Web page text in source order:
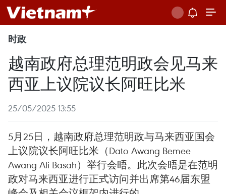
时政
越南政府总理范明政会见马来
西亚上议院议长阿旺比米
25/05/2025 13:55
5月25日，越南政府总理范明政与马来西亚国会
上议院议长阿旺比米（Dato Awang Bemee
Awang Ali Basah）举行会晤。此次会晤是在范明
政对马来西亚进行正式访问并出席第46届东盟